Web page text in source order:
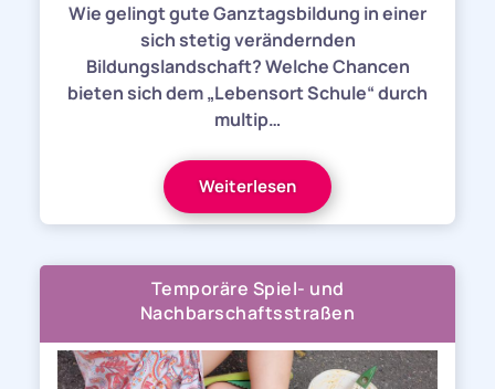
Wie gelingt gute Ganztagsbildung in einer
sich stetig verändernden
Bildungslandschaft? Welche Chancen
bieten sich dem „Lebensort Schule“ durch
multip…
Weiterlesen
Temporäre Spiel- und
Nachbarschaftsstraßen